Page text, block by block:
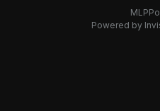
Powered by